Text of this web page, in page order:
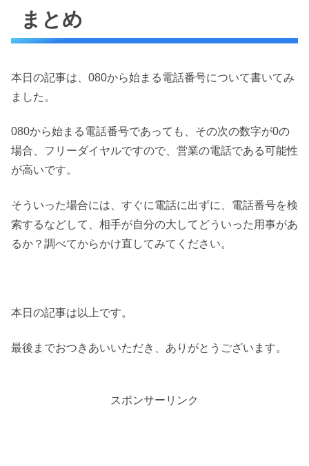
まとめ
本日の記事は、080から始まる電話番号について書いてみ
ました。
080から始まる電話番号であっても、その次の数字が0の
場合、フリーダイヤルですので、営業の電話である可能性
が高いです。
そういった場合には、すぐに電話に出ずに、電話番号を検
索するなどして、相手が自分の大してどういった用事があ
るか？調べてからかけ直してみてください。
本日の記事は以上です。
最後までおつきあいいただき、ありがとうございます。
スポンサーリンク